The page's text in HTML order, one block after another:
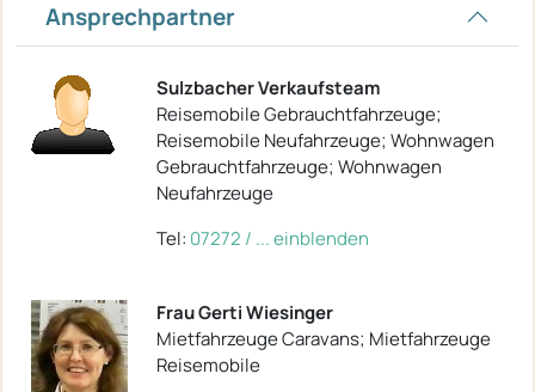
Ansprechpartner
Sulzbacher Verkaufsteam
Reisemobile Gebrauchtfahrzeuge;
Reisemobile Neufahrzeuge; Wohnwagen
Gebrauchtfahrzeuge; Wohnwagen
Neufahrzeuge
Tel: 07272 / ... einblenden
Frau Gerti Wiesinger
Mietfahrzeuge Caravans; Mietfahrzeuge
Reisemobile